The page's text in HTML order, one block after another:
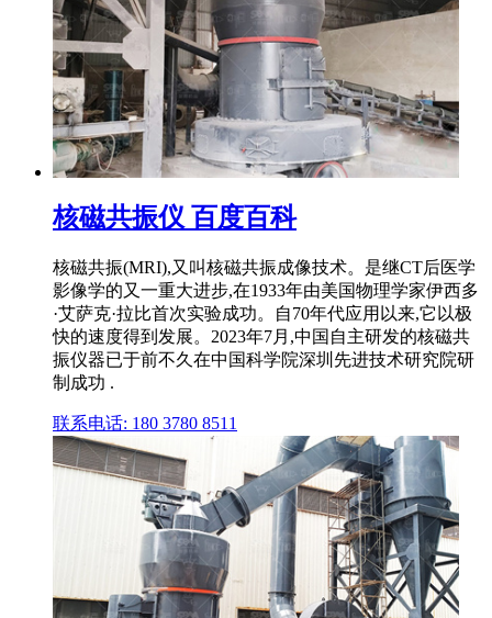
核磁共振仪 百度百科
核磁共振(MRI),又叫核磁共振成像技术。是继CT后医学
影像学的又一重大进步,在1933年由美国物理学家伊西多
·艾萨克·拉比首次实验成功。自70年代应用以来,它以极
快的速度得到发展。2023年7月,中国自主研发的核磁共
振仪器已于前不久在中国科学院深圳先进技术研究院研
制成功 .
联系电话: 180 3780 8511